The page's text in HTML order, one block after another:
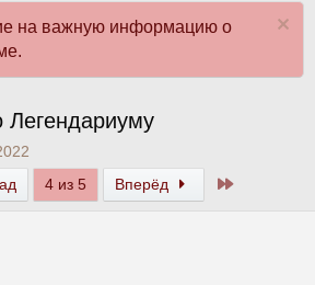
на важную информацию о
4 из 5 Вперёд Последний